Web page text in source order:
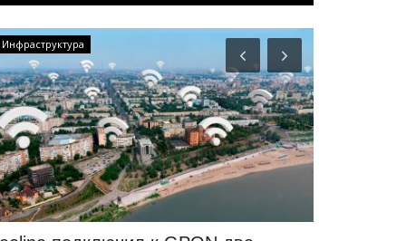
Инфраструктура